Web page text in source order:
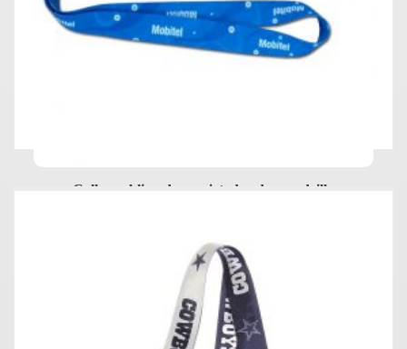
Collar sublimado + sujetador de cocodrillo